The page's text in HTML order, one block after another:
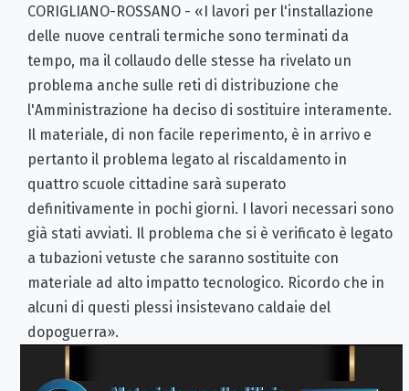
CORIGLIANO-ROSSANO - «I lavori per l'installazione
delle nuove centrali termiche sono terminati da
tempo, ma il collaudo delle stesse ha rivelato un
problema anche sulle reti di distribuzione che
l'Amministrazione ha deciso di sostituire interamente.
Il materiale, di non facile reperimento, è in arrivo e
pertanto il problema legato al riscaldamento in
quattro scuole cittadine sarà superato
definitivamente in pochi giorni. I lavori necessari sono
già stati avviati. Il problema che si è verificato è legato
a tubazioni vetuste che saranno sostituite con
materiale ad alto impatto tecnologico. Ricordo che in
alcuni di questi plessi insistevano caldaie del
dopoguerra».